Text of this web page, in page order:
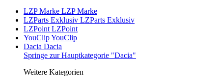
LZP Marke LZP Marke
LZParts Exklusiv LZParts Exklusiv
LZPoint LZPoint
YouClipYouClip
Dacia Dacia
Springe zur Hauptkategorie "Dacia"
Weitere Kategorien